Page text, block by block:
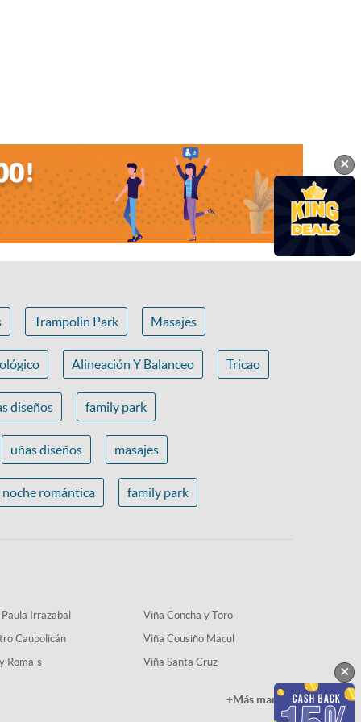
Trampolin Park Masajes
Alineación Y Balanceo Tricao
diseños family park
uñas diseños masajes
noche romántica family park
Paula Irrazabal
Caupolicán
Roma´s
Viña Concha y Toro
Viña Cousiño Macul
Viña Santa Cruz
+Más marcas
×
×